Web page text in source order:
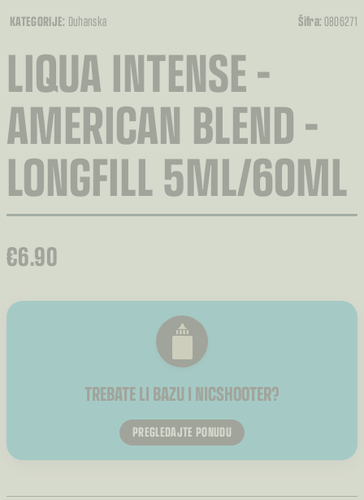
KATEGORIJE: Duhanska Šifra:0806271
LIQUA INTENSE –
AMERICAN BLEND –
LONGFILL 5ML/60ML
€6.90
TREBATE LI BAZU I NICSHOOTER?
PREGLEDAJTE PONUDU